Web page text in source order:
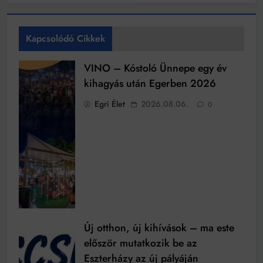
Kapcsolódó Cikkek
VINO – Kóstoló Ünnepe egy év
kihagyás után Egerben 2026
Egri Élet 2026.08.06. 0
Új otthon, új kihívások – ma este
először mutatkozik be az
Eszterházy az új pályáján